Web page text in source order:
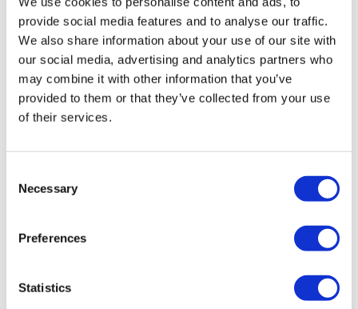
provide social media features and to analyse our traffic.
We also share information about your use of our site with
our social media, advertising and analytics partners who
may combine it with other information that you’ve
provided to them or that they’ve collected from your use
of their services.
Selection
Necessary
Preferences
Statistics
certificată în turism medical.
Cum funcționează
Ghid Pre-Op
Autori & recenzenti
Flymedi Program de Recomandare
Planuri De Plată
FAQ
Termeni și condiții
Adăugați clinica dvs.